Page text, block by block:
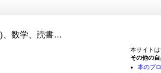
、数学、読書…
本サイトは
その他の
本のブ